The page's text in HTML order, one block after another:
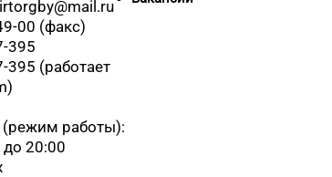
00 (факс)
395
395 (работает
(режим работы):
до 20:00